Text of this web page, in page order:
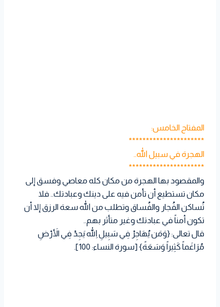
المفتاح الخامس:
**********************
الهجرة في سبيل الله..
**********************
والمقصود بها الهجرة من مكان كله معاصي وفسق إلى
مكان تستطيع أن تأمن فيه على دينك وعبادتك.. فلا
تُساكن الفُجار والفُساق وتطلب من الله سعة الرزق إلا أن
تكون أمناً في عبادتك وغير متأثر بهم..
قال تعالى: {وَمَن يُهَاجِرْ فِي سَبِيلِ اللّهِ يَجِدْ فِي الأَرْضِ
مُرَاغَماً كَثِيراً وَسَعَةً} [سورة النساء: 100].